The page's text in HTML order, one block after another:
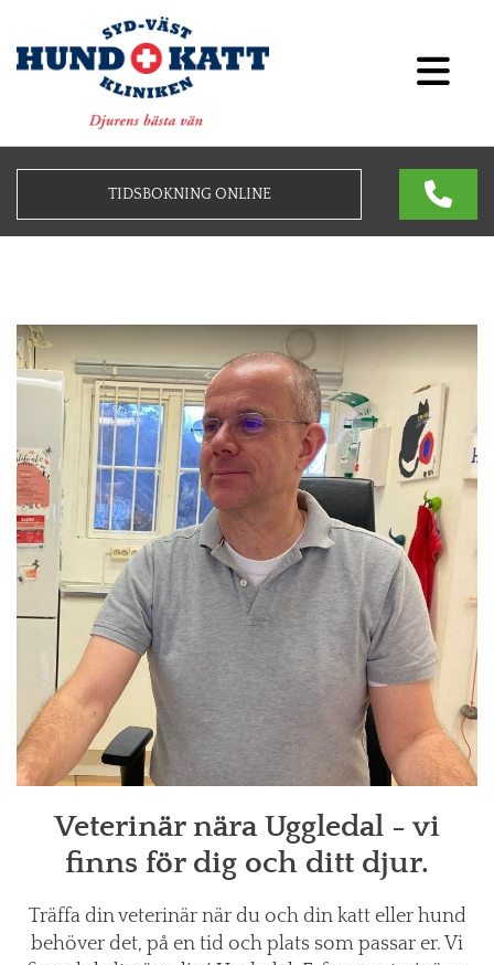
TIDSBOKNING ONLINE
Veterinär nära Uggledal - vi
finns för dig och ditt djur.
Träffa din veterinär när du och din katt eller hund
behöver det, på en tid och plats som passar er. Vi